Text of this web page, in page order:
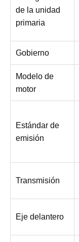
de la unidad
primaria
Gobierno
Modelo de
motor
Estándar de
emisión
Transmisión
Eje delantero